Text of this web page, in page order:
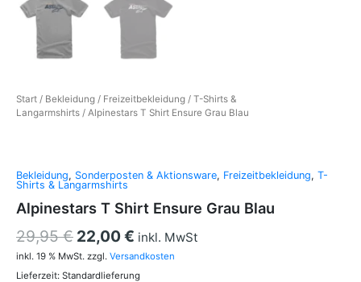
Start / Bekleidung / Freizeitbekleidung / T-Shirts &
Langarmshirts / Alpinestars T Shirt Ensure Grau Blau
Bekleidung, Sonderposten & Aktionsware, Freizeitbekleidung, T-
Shirts & Langarmshirts
Alpinestars T Shirt Ensure Grau Blau
29,95€ 22,00€ inkl. MwSt
inkl. 19 % MwSt. zzgl. Versandkosten
Lieferzeit: Standardlieferung